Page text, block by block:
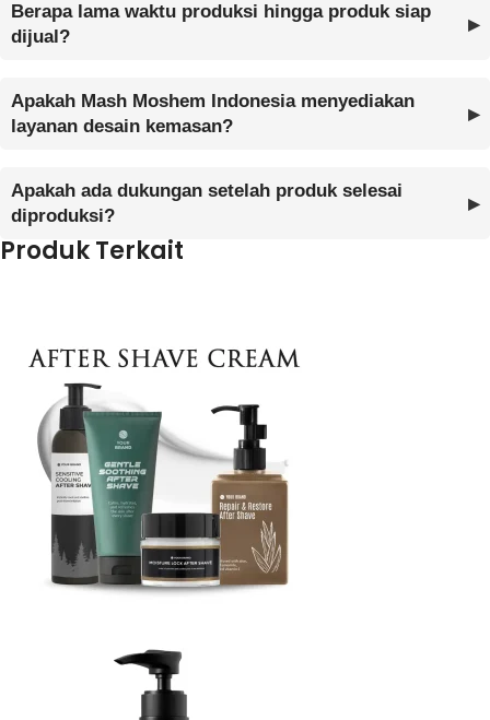
Berapa lama waktu produksi hingga produk siap
dijual?
Apakah Mash Moshem Indonesia menyediakan
layanan desain kemasan?
Apakah ada dukungan setelah produk selesai
diproduksi?
Produk Terkait